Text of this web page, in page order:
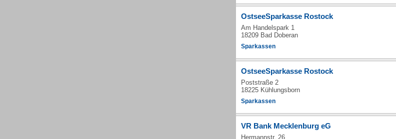
OstseeSparkasse Rostock
Am Handelspark 1
18209 Bad Doberan
Sparkassen
OstseeSparkasse Rostock
Poststraße 2
18225 Kühlungsborn
Sparkassen
VR Bank Mecklenburg eG
Hermannstr. 26